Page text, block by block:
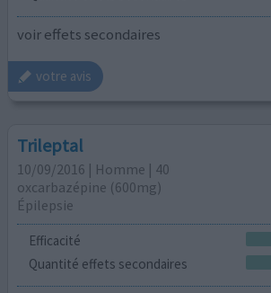
voir effets secondaires
votre avis
Trileptal
10/09/2016 | Homme | 40
oxcarbazépine (600mg)
Épilepsie
Efficacité
Quantité effets secondaires